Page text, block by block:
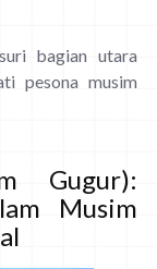
bagian utara
pesona musim
Gugur):
Musim